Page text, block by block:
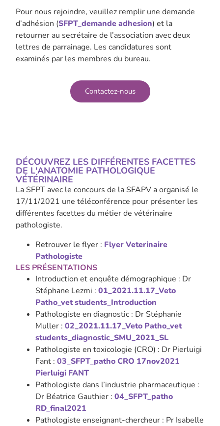
Pour nous rejoindre, veuillez remplir une demande
d’adhésion (SFPT_demande adhesion) et la
retourner au secrétaire de l’association avec deux
lettres de parrainage. Les candidatures sont
examinés par les membres du bureau.
Contactez-nous
DÉCOUVREZ LES DIFFÉRENTES FACETTES
DE L'ANATOMIE PATHOLOGIQUE
VÉTÉRINAIRE
La SFPT avec le concours de la SFAPV a organisé le
17/11/2021 une téléconférence pour présenter les
différentes facettes du métier de vétérinaire
pathologiste.
Retrouver le flyer : Flyer Veterinaire
Pathologiste
LES PRÉSENTATIONS
Introduction et enquête démographique : Dr
Stéphane Lezmi : 01_2021.11.17_Veto
Patho_vet students_Introduction
Pathologiste en diagnostic : Dr Stéphanie
Muller : 02_2021.11.17_Veto Patho_vet
students_diagnostic_SMU_2021_SL
Pathologiste en toxicologie (CRO) : Dr Pierluigi
Fant : 03_SFPT_patho CRO 17nov2021
Pierluigi FANT
Pathologiste dans l’industrie pharmaceutique :
Dr Béatrice Gauthier : 04_SFPT_patho
RD_final2021
Pathologiste enseignant-chercheur : Pr Isabelle